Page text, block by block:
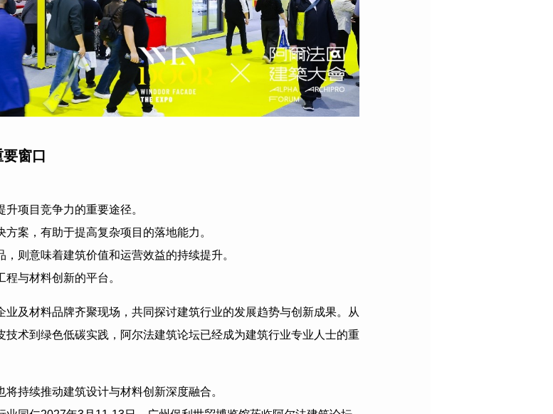
窗口
项目竞争力的重要途径。
案，有助于提高复杂项目的落地能力。
则意味着建筑价值和运营效益的持续提升。
与材料创新的平台。
及材料品牌齐聚现场，共同探讨建筑行业的发展趋势与创新成果。从
术到绿色低碳实践，阿尔法建筑论坛已经成为建筑行业专业人士的重
持续推动建筑设计与材料创新深度融合。